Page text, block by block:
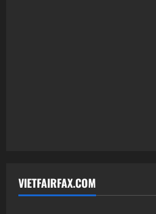
VIETFAIRFAX.COM